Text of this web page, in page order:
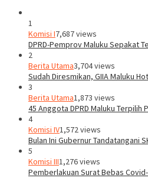
1
Komisi I7,687 views
DPRD-Pemprov Maluku Sepakat
2
Berita Utama3,704 views
Sudah Diresmikan, GIIA Maluku
3
Berita Utama1,873 views
45 Anggota DPRD Maluku
4
Komisi IV1,572 views
Bulan Ini Gubernur Tandatangani
5
Komisi III1,276 views
Pemberlakuan Surat Bebas